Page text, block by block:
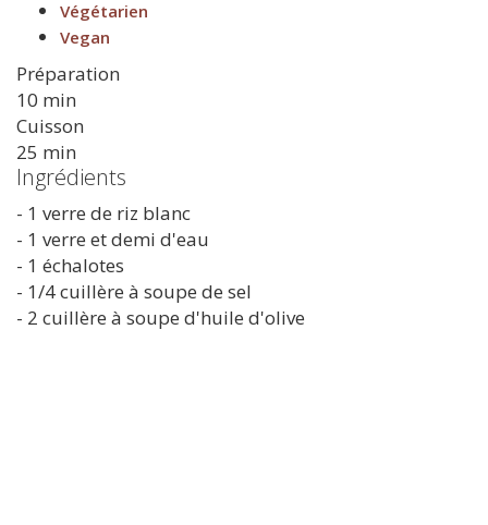
Végétarien
Vegan
Préparation
10 min
Cuisson
25 min
Ingrédients
- 1 verre de riz blanc
- 1 verre et demi d'eau
- 1 échalotes
- 1/4 cuillère à soupe de sel
- 2 cuillère à soupe d'huile d'olive